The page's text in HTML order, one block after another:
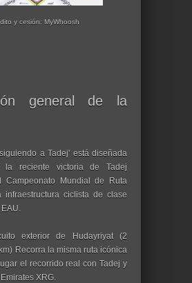
y cesión: MyWhoosh
general de la
a Tadej' está diseñada
la reciente victoria de Tadej
Campeonato Mundial de Ruta
ciclista de clase
exterior de Hudayriyat (2
Recorra la misma ruta icónica
el recorrido real con Tadej y
XRG.